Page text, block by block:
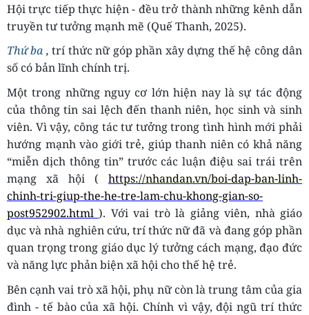
Hội trực tiếp thực hiện - đều trở thành những kênh dẫn
truyền tư tưởng mạnh mẽ (Quế Thanh, 2025).
Thứ ba , trí thức nữ góp phần xây dựng thế hệ công dân
số có bản lĩnh chính trị.
Một trong những nguy cơ lớn hiện nay là sự tác động
của thông tin sai lệch đến thanh niên, học sinh và sinh
viên. Vì vậy, công tác tư tưởng trong tình hình mới phải
hướng mạnh vào giới trẻ, giúp thanh niên có khả năng
“miễn dịch thông tin” trước các luận điệu sai trái trên
mạng xã hội (
https://nhandan.vn/boi-dap-ban-linh-
chinh-tri-giup-the-he-tre-lam-chu-khong-gian-so-
post952902.html ). Với vai trò là giảng viên, nhà giáo
dục và nhà nghiên cứu, trí thức nữ đã và đang góp phần
quan trọng trong giáo dục lý tưởng cách mạng, đạo đức
và năng lực phản biện xã hội cho thế hệ trẻ.
Bên cạnh vai trò xã hội, phụ nữ còn là trung tâm của gia
đình - tế bào của xã hội. Chính vì vậy, đội ngũ trí thức